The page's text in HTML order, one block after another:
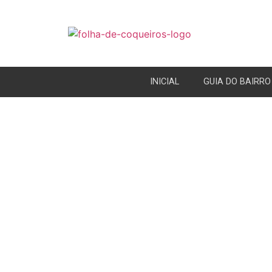
INICIAL GUIA DO BAIRRO